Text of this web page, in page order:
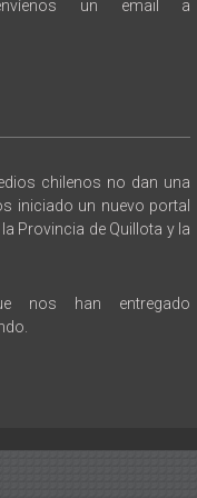
un email a
chilenos no dan una
iniciado un nuevo portal
Provincia de Quillota y la
nos han entregado